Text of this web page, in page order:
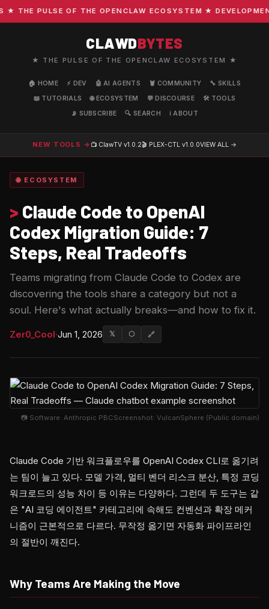
PULSE OF THE OPENCLAW ECOSYSTEM ★
CLAWDBYTES
★ THE PULSE OF THE OPENCLAW ECOSYSTEM ★
🏠 HOME ⚡ DEV 🤖 AI AGENTS 🦞 COMMUNITY
🔧 SKILLS
📖 TUTORIALS
🌐 ECOSYSTEM 💬 DISCOURSE
🛠️ TOOLS
📡 SUBSCRIBE
🔍 SEARCH ℹ️ ABOUT
NEW TOOLS → 📺 ClawTV v1.0.2🎬 PLEX-CTL v1.0.0VIEW ALL →
🌐 ECOSYSTEM
> Claude Code to OpenAI
Codex Migration Guide: 7
Steps, Real Tradeoffs
Teams migrating from Claude Code to Codex are
discovering the tools share a category but not a
soul. Here's what actually breaks—and how to fix it.
Zer0_Cool·Jun 1, 2026 𝕏 ⬡ 🔗
📷 Software: Anthropic PBCScreenshot: VulcanSphere (Public domain)
Claude Code 기반 워크플로우를 OpenAI Codex CLI로 옮기려
는 팀이 늘고 있다. 모델 가격, 멀티 벤더 리스크 분산, 특정 코딩
워크로드의 성능 차이 등 이유는 다양하다. 그런데 두 도구는 같
은 "AI 코딩 에이전트" 카테고리에 속해도 컨벤션과 확장 메커
니즘이 근본적으로 다르다. 무작정 옮기면 자동화 파이프라인
의 절반이 깨진다.
Why Teams Are Making the Move